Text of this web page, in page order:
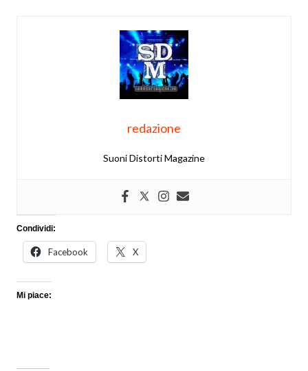
redazione
Suoni Distorti Magazine
Condividi:
Facebook X
Mi piace: